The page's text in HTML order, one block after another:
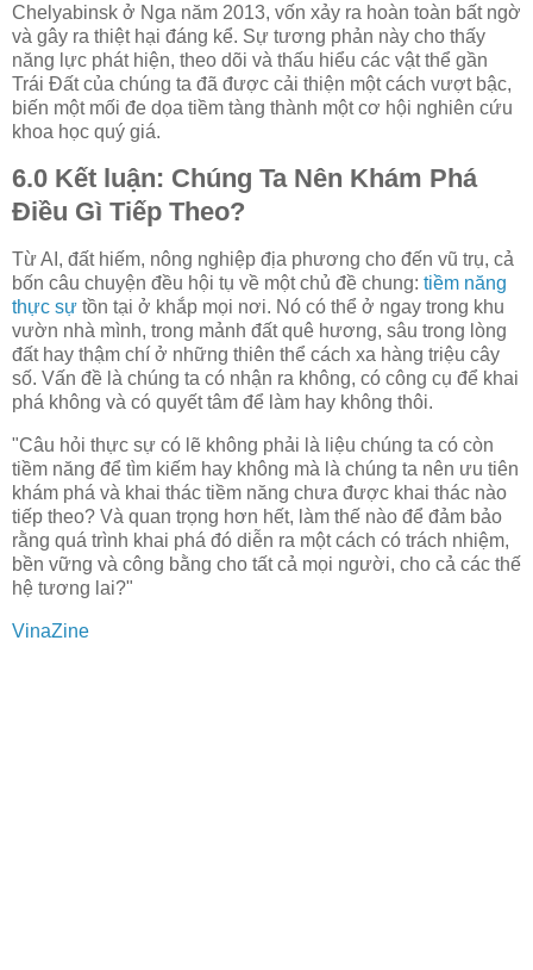
Chelyabinsk ở Nga năm 2013, vốn xảy ra hoàn toàn bất ngờ
và gây ra thiệt hại đáng kể. Sự tương phản này cho thấy
năng lực phát hiện, theo dõi và thấu hiểu các vật thể gần
Trái Đất của chúng ta đã được cải thiện một cách vượt bậc,
biến một mối đe dọa tiềm tàng thành một cơ hội nghiên cứu
khoa học quý giá.
6.0 Kết luận: Chúng Ta Nên Khám Phá
Điều Gì Tiếp Theo?
Từ AI, đất hiếm, nông nghiệp địa phương cho đến vũ trụ, cả
bốn câu chuyện đều hội tụ về một chủ đề chung: tiềm năng
thực sự tồn tại ở khắp mọi nơi. Nó có thể ở ngay trong khu
vườn nhà mình, trong mảnh đất quê hương, sâu trong lòng
đất hay thậm chí ở những thiên thể cách xa hàng triệu cây
số. Vấn đề là chúng ta có nhận ra không, có công cụ để khai
phá không và có quyết tâm để làm hay không thôi.
"Câu hỏi thực sự có lẽ không phải là liệu chúng ta có còn
tiềm năng để tìm kiếm hay không mà là chúng ta nên ưu tiên
khám phá và khai thác tiềm năng chưa được khai thác nào
tiếp theo? Và quan trọng hơn hết, làm thế nào để đảm bảo
rằng quá trình khai phá đó diễn ra một cách có trách nhiệm,
bền vững và công bằng cho tất cả mọi người, cho cả các thế
hệ tương lai?"
VinaZine